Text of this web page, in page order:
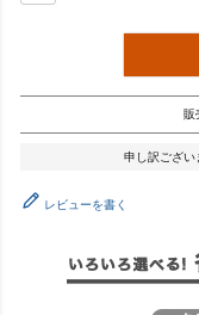
販
申し訳ござい
レビューを書く